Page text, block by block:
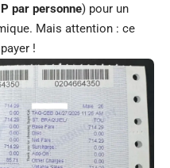
par personne) pour un
Mais attention : ce
!